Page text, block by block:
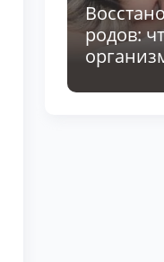
родов: